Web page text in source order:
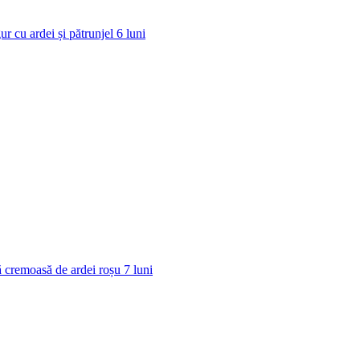
cu ardei și pătrunjel 6 luni
cremoasă de ardei roșu 7 luni